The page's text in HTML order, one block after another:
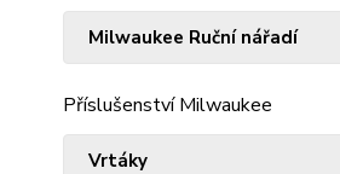
Milwaukee Ruční nářadí
Příslušenství Milwaukee
Vrtáky